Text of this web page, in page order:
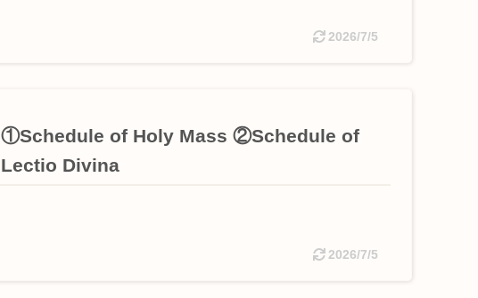
2026/7/5
①Schedule of Holy Mass ②Schedule of
Lectio Divina
2026/7/5